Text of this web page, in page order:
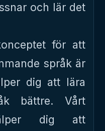
och lär det
för att
språk är
dig att lära
bättre. Vårt
dig att